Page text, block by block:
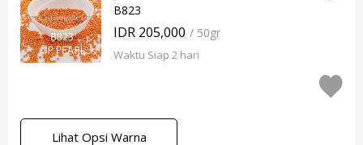
B823
IDR 205,000 / 50gr
Waktu Siap 2 hari
Lihat Opsi Warna